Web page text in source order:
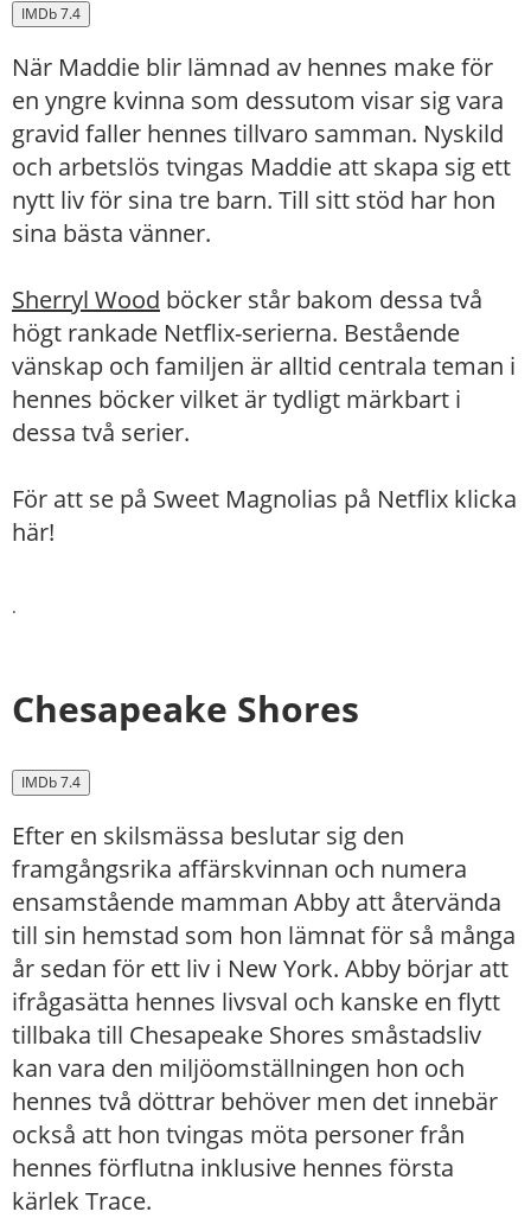
IMDb 7.4
När Maddie blir lämnad av hennes make för
en yngre kvinna som dessutom visar sig vara
gravid faller hennes tillvaro samman. Nyskild
och arbetslös tvingas Maddie att skapa sig ett
nytt liv för sina tre barn. Till sitt stöd har hon
sina bästa vänner.
Sherryl Wood böcker står bakom dessa två
högt rankade Netflix-serierna. Bestående
vänskap och familjen är alltid centrala teman i
hennes böcker vilket är tydligt märkbart i
dessa två serier.
För att se på Sweet Magnolias på Netflix klicka
här!
.
Chesapeake Shores
IMDb 7.4
Efter en skilsmässa beslutar sig den
framgångsrika affärskvinnan och numera
ensamstående mamman Abby att återvända
till sin hemstad som hon lämnat för så många
år sedan för ett liv i New York. Abby börjar att
ifrågasätta hennes livsval och kanske en flytt
tillbaka till Chesapeake Shores småstadsliv
kan vara den miljöomställningen hon och
hennes två döttrar behöver men det innebär
också att hon tvingas möta personer från
hennes förflutna inklusive hennes första
kärlek Trace.